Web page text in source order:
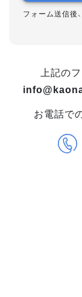
フォーム送信後
上記の
お電話で